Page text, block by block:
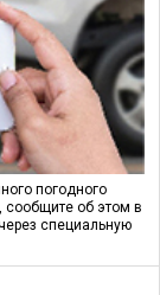
погодного
сообщите об этом в
специальную